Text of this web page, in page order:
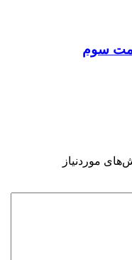
سوم
موردنیاز